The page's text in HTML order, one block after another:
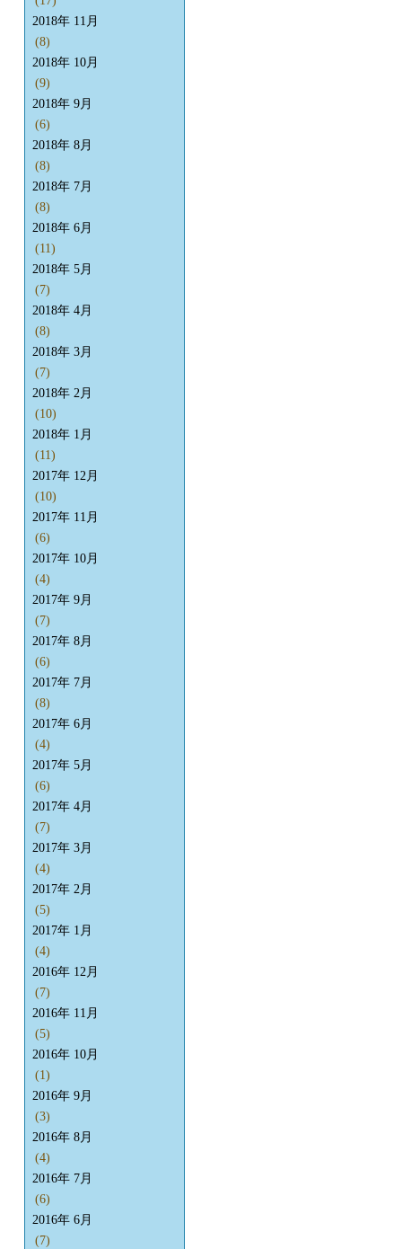
2018年 11月
(8)
2018年 10月
(9)
2018年 9月
(6)
2018年 8月
(8)
2018年 7月
(8)
2018年 6月
(11)
2018年 5月
(7)
2018年 4月
(8)
2018年 3月
(7)
2018年 2月
(10)
2018年 1月
(11)
2017年 12月
(10)
2017年 11月
(6)
2017年 10月
(4)
2017年 9月
(7)
2017年 8月
(6)
2017年 7月
(8)
2017年 6月
(4)
2017年 5月
(6)
2017年 4月
(7)
2017年 3月
(4)
2017年 2月
(5)
2017年 1月
(4)
2016年 12月
(7)
2016年 11月
(5)
2016年 10月
(1)
2016年 9月
(3)
2016年 8月
(4)
2016年 7月
(6)
2016年 6月
(7)